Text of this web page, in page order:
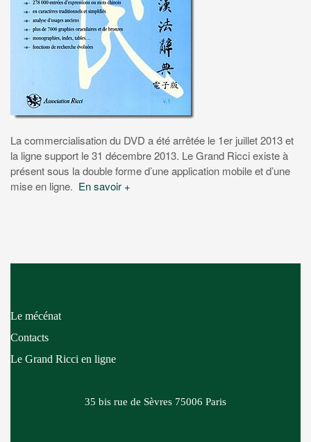
La commercialisation du DVD a été arrêtée le 1er juillet 2013 et
la ligne support le 31 décembre 2013. Le Grand Ricci existe à
présent sous la double forme d’une application mobile et d’une
mise en ligne. En savoir +
Le mécénat
Contacts
Le Grand Ricci en ligne
35 bis rue de Sèvres 75006 Paris